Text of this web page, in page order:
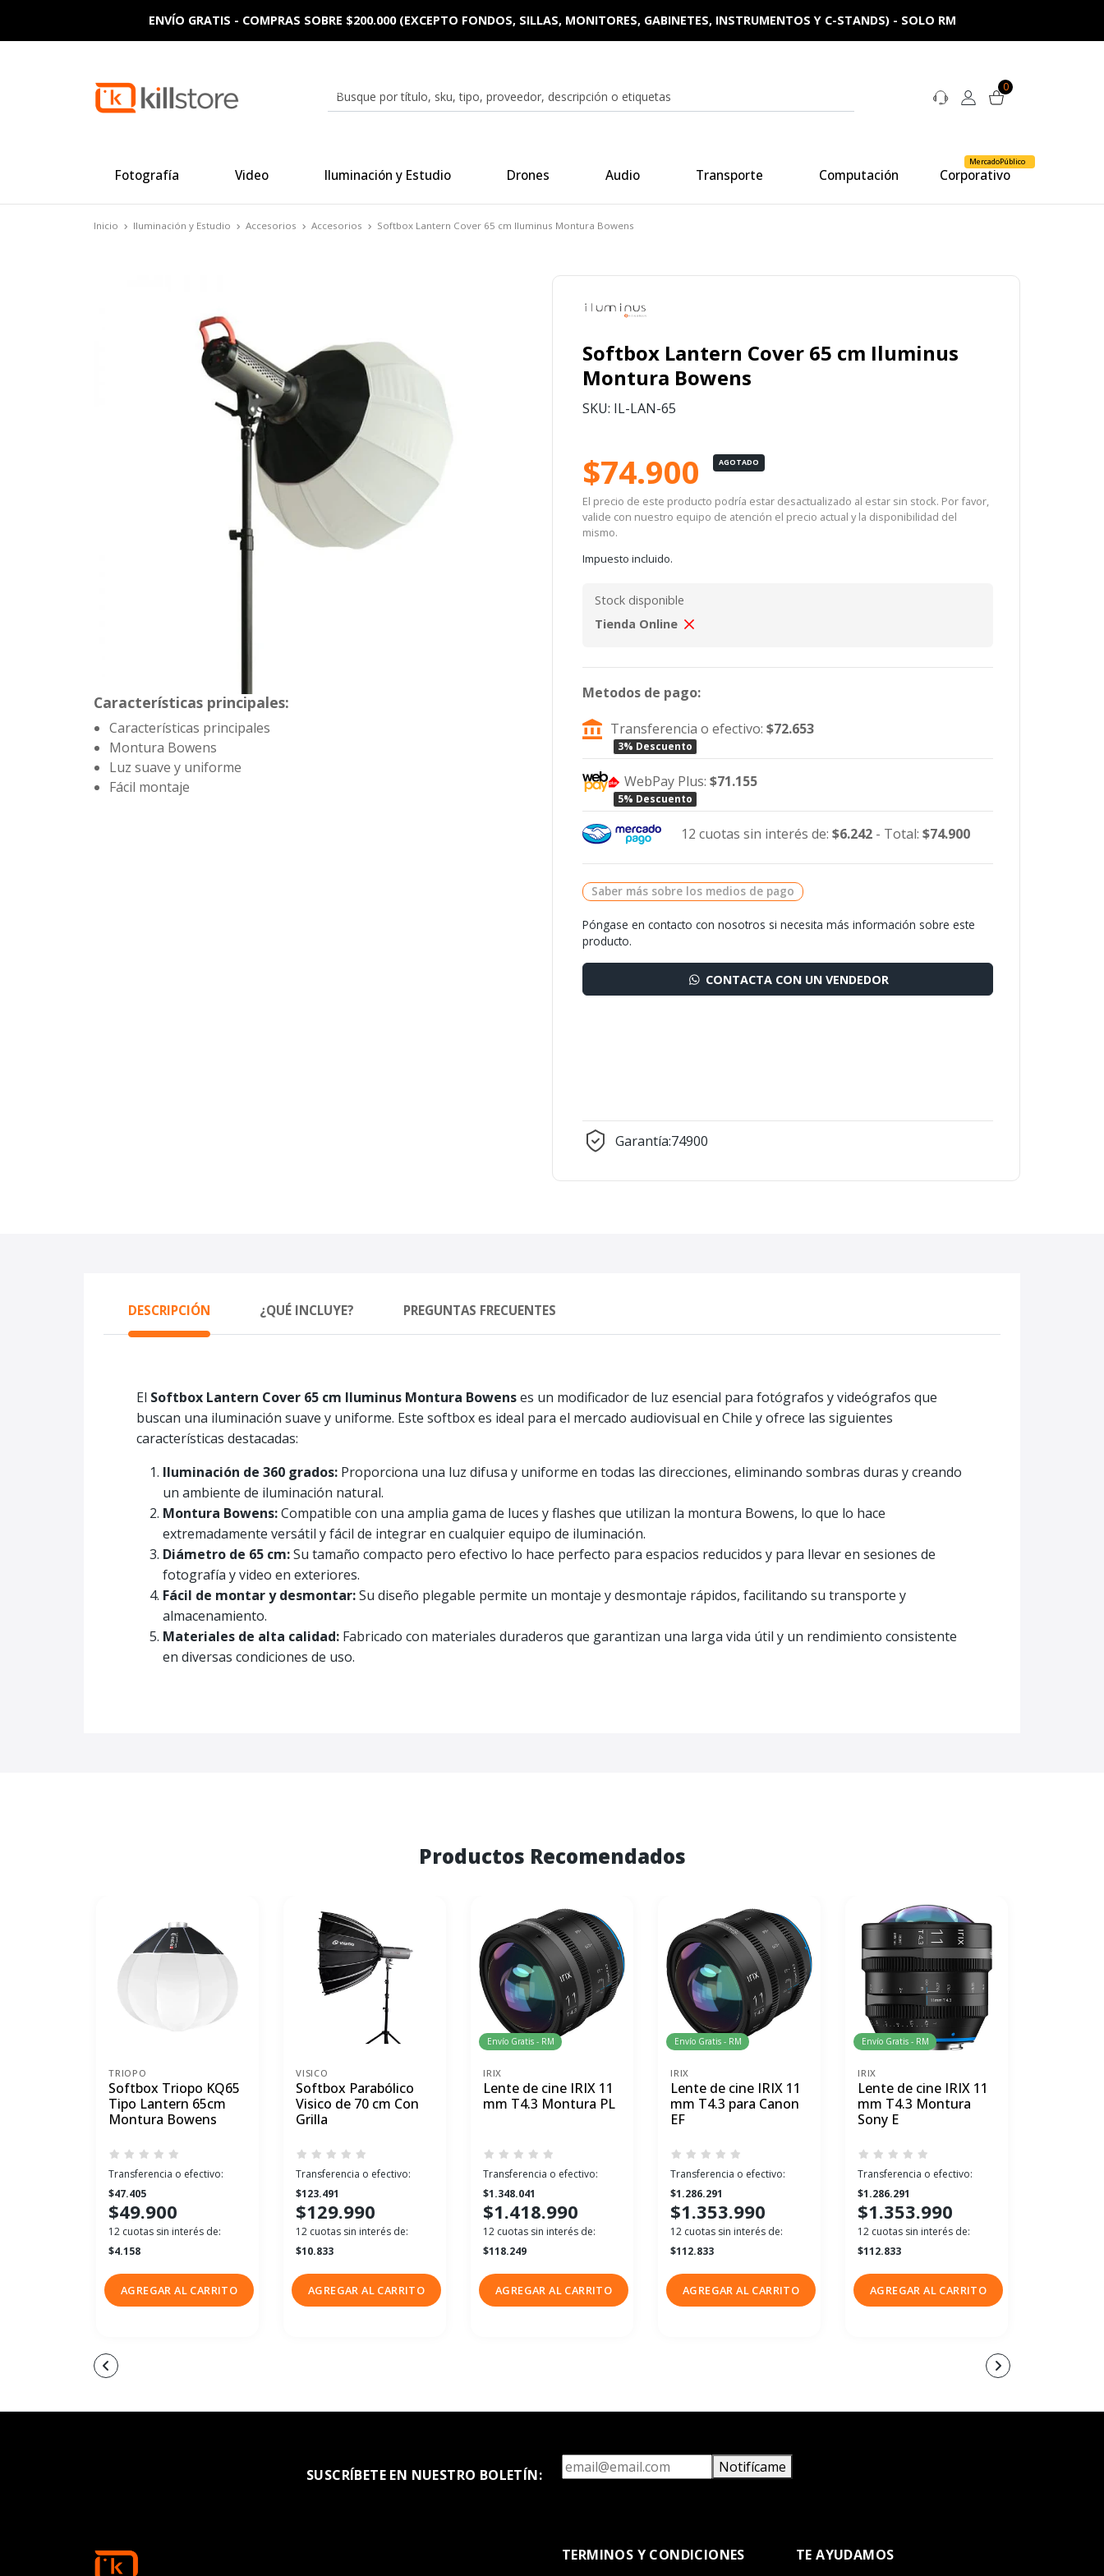
0
Fotografía Video Iluminación y Estudio Drones Audio Transporte Computación Corporativo
MercadoPúblico
ENVÍO GRATIS - COMPRAS SOBRE $200.000 (EXCEPTO FONDOS, SILLAS, MONITORES, GABINETES, INSTRUMENTOS Y C-STANDS) - SOLO RM
Inicio Iluminación y Estudio Accesorios Accesorios Softbox Lantern Cover 65 cm Iluminus Montura Bowens
Características principales:
Características principales
Montura Bowens
Luz suave y uniforme
Fácil montaje
Softbox Lantern Cover 65 cm Iluminus
Montura Bowens
SKU: IL-LAN-65
$74.900 AGOTADO
El precio de este producto podría estar desactualizado al estar sin stock. Por favor,
valide con nuestro equipo de atención el precio actual y la disponibilidad del
mismo.
Impuesto incluido.
Stock disponible
Tienda Online
Metodos de pago:
Transferencia o efectivo:$72.653
3% Descuento
WebPay Plus:$71.155
5% Descuento
12 cuotas sin interés de: $6.242- Total: $74.900
Saber más sobre los medios de pago
Póngase en contacto con nosotros si necesita más información sobre este
producto.
CONTACTA CON UN VENDEDOR
Garantía:74900
DESCRIPCIÓN ¿QUÉ INCLUYE? PREGUNTAS FRECUENTES
El Softbox Lantern Cover 65 cm Iluminus Montura Bowenses un modificador de luz esencial para fotógrafos y videógrafos que
buscan una iluminación suave y uniforme. Este softbox es ideal para el mercado audiovisual en Chile y ofrece las siguientes
características destacadas:
Iluminación de 360 grados: Proporciona una luz difusa y uniforme en todas las direcciones, eliminando sombras duras y creando
un ambiente de iluminación natural.
Montura Bowens:Compatible con una amplia gama de luces y flashes que utilizan la montura Bowens, lo que lo hace
extremadamente versátil y fácil de integrar en cualquier equipo de iluminación.
Diámetro de 65 cm:Su tamaño compacto pero efectivo lo hace perfecto para espacios reducidos y para llevar en sesiones de
fotografía y video en exteriores.
Fácil de montar y desmontar:Su diseño plegable permite un montaje y desmontaje rápidos, facilitando su transporte y
almacenamiento.
Materiales de alta calidad: Fabricado con materiales duraderos que garantizan una larga vida útil y un rendimiento consistente
en diversas condiciones de uso.
Productos Recomendados
TRIOPO
Softbox Triopo KQ65
Tipo Lantern 65cm
Montura Bowens
Transferencia o efectivo:
$47.405
$49.900
12 cuotas sin interés de:
$4.158
AGREGAR AL CARRITO
VISICO
Softbox Parabólico
Visico de 70 cm Con
Grilla
Transferencia o efectivo:
$123.491
$129.990
12 cuotas sin interés de:
$10.833
AGREGAR AL CARRITO
Envío Gratis - RM
IRIX
Lente de cine IRIX 11
mm T4.3 Montura PL
Transferencia o efectivo:
$1.348.041
$1.418.990
12 cuotas sin interés de:
$118.249
AGREGAR AL CARRITO
Envío Gratis - RM
IRIX
Lente de cine IRIX 11
mm T4.3 para Canon
EF
Transferencia o efectivo:
$1.286.291
$1.353.990
12 cuotas sin interés de:
$112.833
AGREGAR AL CARRITO
Envío Gratis - RM
IRIX
Lente de cine IRIX 11
mm T4.3 Montura
Sony E
Transferencia o efectivo:
$1.286.291
$1.353.990
12 cuotas sin interés de:
$112.833
AGREGAR AL CARRITO
SUSCRÍBETE EN NUESTRO BOLETÍN: Notifícame
TERMINOS Y CONDICIONES TE AYUDAMOS